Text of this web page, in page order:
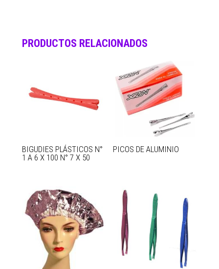
PRODUCTOS RELACIONADOS
BIGUDIES PLÁSTICOS N°
1 A 6 X 100 N° 7 X 50
PICOS DE ALUMINIO